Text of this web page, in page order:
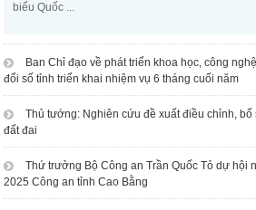
biểu Quốc ...
Ban Chỉ đạo về phát triển khoa học, công
đổi số tỉnh triển khai nhiệm vụ 6 tháng cuối năm
Thủ tướng: Nghiên cứu đề xuất điều chỉnh,
đất đai
Thứ trưởng Bộ Công an Trần Quốc Tỏ dự hội
2025 Công an tỉnh Cao Bằng